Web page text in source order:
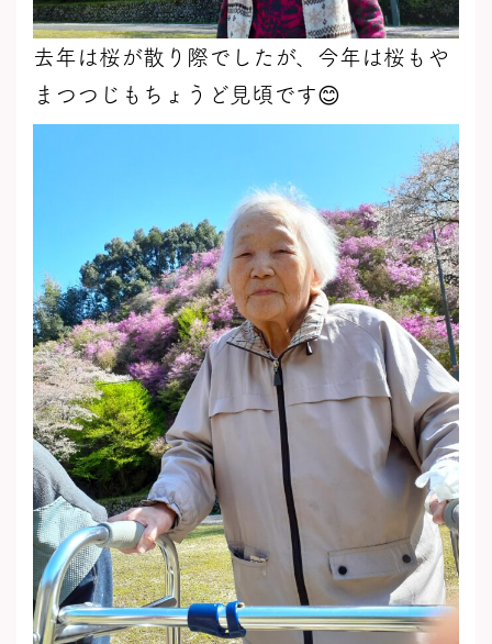
去年は桜が散り際でしたが、今年は桜もや
まつつじもちょうど見頃です😊